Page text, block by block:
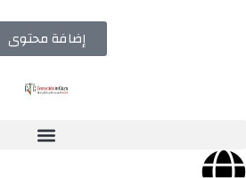
إضافة محتوى